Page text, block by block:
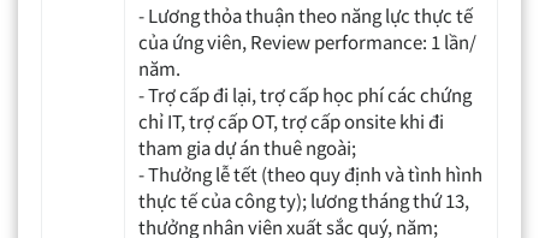
- Lương thỏa thuận theo năng lực thực tế
của ứng viên, Review performance: 1 lần/
năm.
- Trợ cấp đi lại, trợ cấp học phí các chứng
chỉ IT, trợ cấp OT, trợ cấp onsite khi đi
tham gia dự án thuê ngoài;
- Thưởng lễ tết (theo quy định và tình hình
thực tế của công ty); lương tháng thứ 13,
thưởng nhân viên xuất sắc quý, năm;